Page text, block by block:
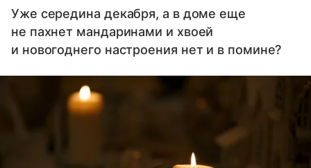
Уже середина декабря, а в доме еще
не пахнет мандаринами и хвоей
и новогоднего настроения нет и в помине?